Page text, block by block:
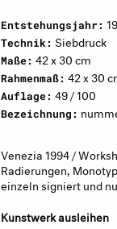
Entstehungsjahr:
Technik: Siebdruck
Maße: 42 x 30 cm
Rahmenmaß: 42 x 30
Auflage: 49 / 100
Bezeichnung:
Venezia 1994 /
Radierungen,
einzeln signiert und
Kunstwerk ausleihen